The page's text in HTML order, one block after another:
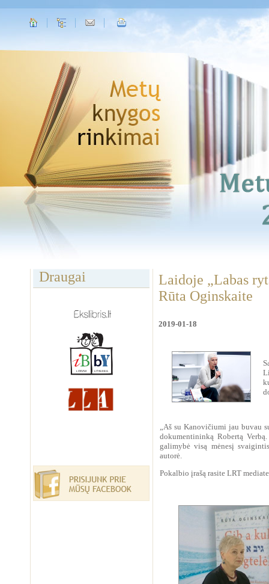
Draugai
Laidoje „Labas
Rūta Oginskaite
2019-01-18
„Aš su Kanovičiumi jau buvau
dokumentininką Robertą
galimybė visą mėnesį
autorė.
Pokalbio įrašą rasite LRT